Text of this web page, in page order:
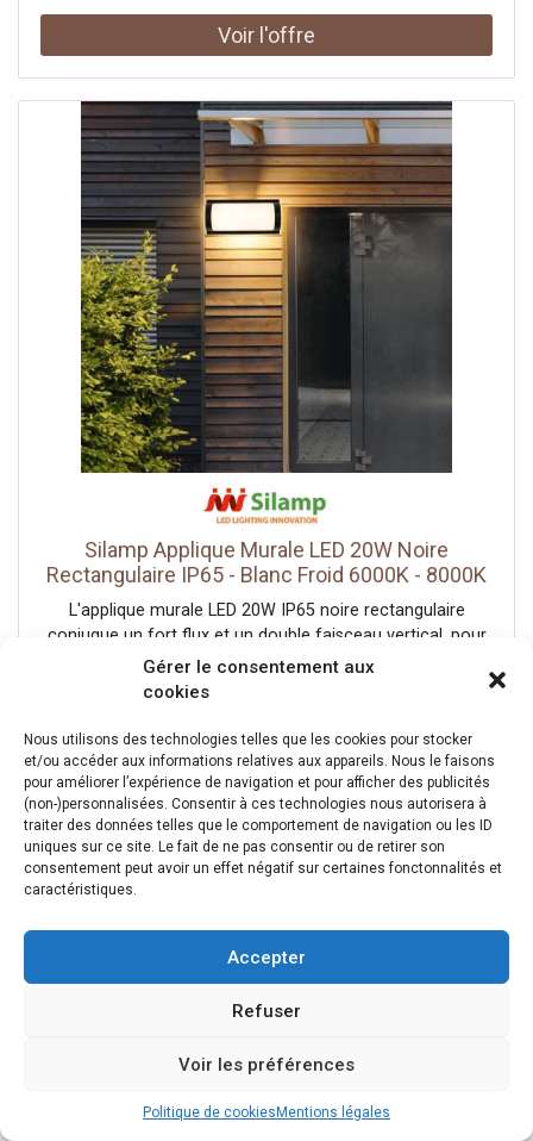
Gérer le consentement aux
cookies
Nous utilisons des technologies telles que les cookies pour stocker
et/ou accéder aux informations relatives aux appareils. Nous le faisons
pour améliorer l’expérience de navigation et pour afficher des publicités
(non-)personnalisées. Consentir à ces technologies nous autorisera à
traiter des données telles que le comportement de navigation ou les ID
uniques sur ce site. Le fait de ne pas consentir ou de retirer son
consentement peut avoir un effet négatif sur certaines fonctonnalités et
caractéristiques.
Accepter
Refuser
Voir les préférences
Politique de cookies Mentions légales
vers le haut et vers le bas, dessinant deux nappes
graphiques sur le mur. La finition noire et la ligne sculptée
en font un objet déco autant qu'un luminaire. Elle rejoint
et 850 lumensSa fonction CCT permet de choisir la teinte
de blanc — chaud, neutre ou froid (3000K, 4000K, 6500K)
— pour adapter l'ambiance : chaleureuse à l'entrée, plus
froide pour un rendu net. Elle diffuse 850 lumens avec un
rendu fidèle (IRC Ra 80), pour un effet marqué sur la
façade.Indice IP65, extérieur exposéSon IP65 la protège
totalement de la poussière et des jets d'eau, ce qui
l'autorise sur un mur exposé à la pluie. Elle se pose en
saillie et se raccorde au secteur 220-240V, alimentation
coupée au tableau avant l'intervention. Le choix de la
teinte se fait à l'installation ou via l'interrupteur selon le
modèle.Consommation et garantieSobre à l'usage, elle
éclaire une entrée toute la nuit sans peser sur la facture.
Prévue pour environ 25 000 heures, elle limite la
maintenance. Certifiée CE & RoHS, elle est garantie 2 ans.
Silamp Applique Murale LED 20W Noire
Rectangulaire IP65 - Blanc Froid 6000K - 8000K
L'applique murale LED 20W IP65 noire rectangulaire
conjugue un fort flux et un double faisceau vertical, pour
marquer puissamment une grande façade.Un rectangle
noir imposantSon boîtier rectangulaire noir de 27 cm
nappes le long du mur. Sa taille et sa finition noire en font
un élément fort sur une façade contemporaine. Elle
rejoint notre gamme d'appliques extérieures noires.1800
lumens, un effet puissantSes 1800 lumens répartis en
deux faisceaux, au rendu fidèle (IRC Ra 80), marquent
nettement le mur et éclairent largement ses abords. Ses
20W équivalent à environ 140W, pour un rendu puissant
exposéSon IP65 la protège intégralement de la poussière
et des jets d'eau, pour un mur directement exposé aux
intempéries. Elle se pose en saillie et se raccorde au
secteur 220-240V, alimentation coupée au
elle reste sobre à l'usage. Prévue pour environ 25 000
difficile d'accès. Son format rectangulaire large convient